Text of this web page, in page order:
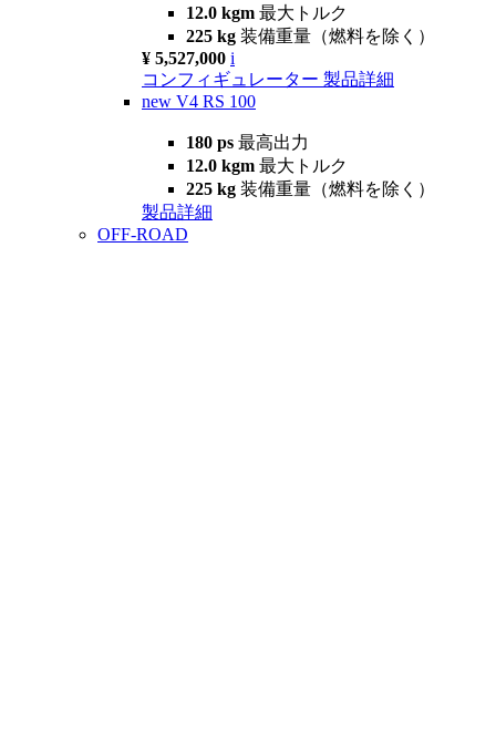
12.0 kgm 最大トルク
225 kg 装備重量（燃料を除く）
¥ 5,527,000 i
コンフィギュレーター 製品詳細
new V4 RS 100
180 ps 最高出力
12.0 kgm 最大トルク
225 kg 装備重量（燃料を除く）
製品詳細
OFF-ROAD